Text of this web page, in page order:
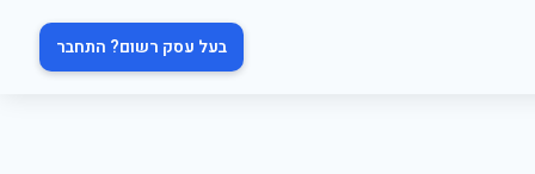
בעל עסק רשום? התחבר